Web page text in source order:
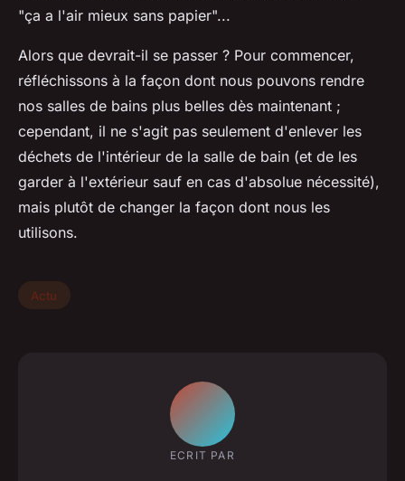
"ça a l'air mieux sans papier"...
Alors que devrait-il se passer ? Pour commencer,
réfléchissons à la façon dont nous pouvons rendre
nos salles de bains plus belles dès maintenant ;
cependant, il ne s'agit pas seulement d'enlever les
déchets de l'intérieur de la salle de bain (et de les
garder à l'extérieur sauf en cas d'absolue nécessité),
mais plutôt de changer la façon dont nous les
utilisons.
Actu
ECRIT PAR